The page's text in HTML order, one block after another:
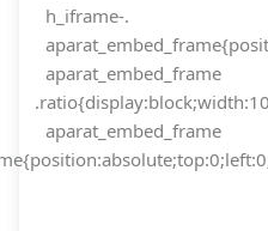
.h_iframe-
aparat_embed_frame
aparat_embed_frame